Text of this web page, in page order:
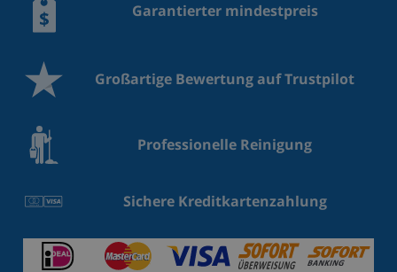
Garantierter mindestpreis
Großartige Bewertung auf Trustpilot
Professionelle Reinigung
Sichere Kreditkartenzahlung